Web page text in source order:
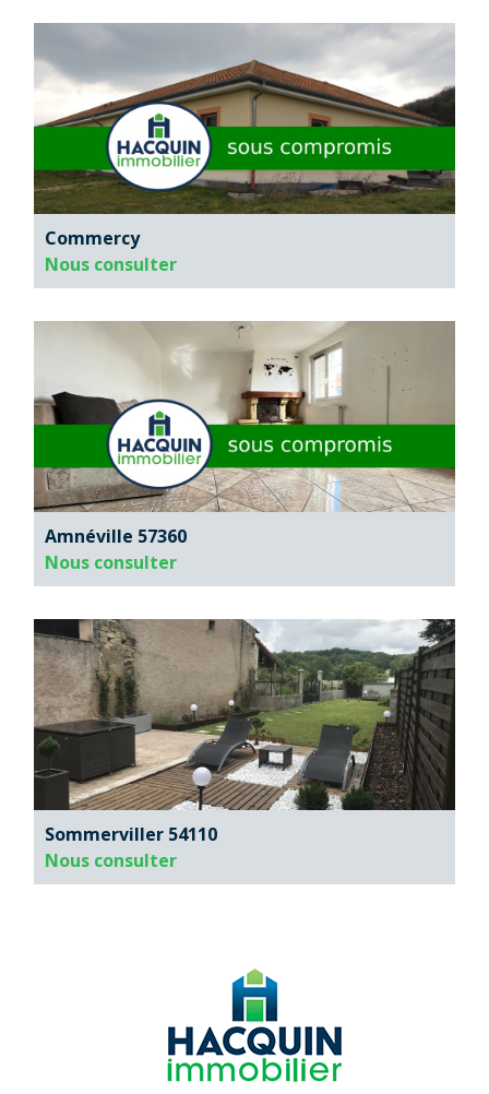
Commercy
Nous consulter
Amnéville 57360
Nous consulter
Sommerviller 54110
Nous consulter